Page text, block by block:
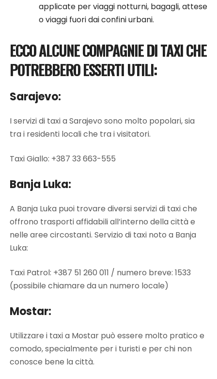
applicate per viaggi notturni, bagagli, attese
o viaggi fuori dai confini urbani.
ECCO ALCUNE COMPAGNIE DI TAXI CHE
POTREBBERO ESSERTI UTILI:
Sarajevo:
I servizi di taxi a Sarajevo sono molto popolari, sia
tra i residenti locali che tra i visitatori.
Taxi Giallo: +387 33 663-555
Banja Luka:
A Banja Luka puoi trovare diversi servizi di taxi che
offrono trasporti affidabili all’interno della città e
nelle aree circostanti. Servizio di taxi noto a Banja
Luka:
Taxi Patrol: +387 51 260 011 / numero breve: 1533
(possibile chiamare da un numero locale)
Mostar:
Utilizzare i taxi a Mostar può essere molto pratico e
comodo, specialmente per i turisti e per chi non
conosce bene la città.